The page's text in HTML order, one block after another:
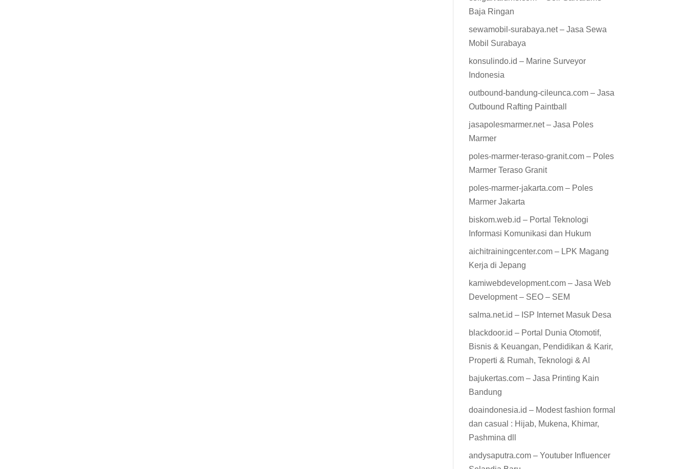
Baja Ringan
sewamobil-surabaya.net – Jasa Sewa
Mobil Surabaya
konsulindo.id – Marine Surveyor
Indonesia
outbound-bandung-cileunca.com – Jasa
Outbound Rafting Paintball
jasapolesmarmer.net – Jasa Poles
Marmer
poles-marmer-teraso-granit.com – Poles
Marmer Teraso Granit
poles-marmer-jakarta.com – Poles
Marmer Jakarta
biskom.web.id – Portal Teknologi
Informasi Komunikasi dan Hukum
aichitrainingcenter.com – LPK Magang
Kerja di Jepang
kamiwebdevelopment.com – Jasa Web
Development – SEO – SEM
salma.net.id – ISP Internet Masuk Desa
blackdoor.id – Portal Dunia Otomotif,
Bisnis & Keuangan, Pendidikan & Karir,
Properti & Rumah, Teknologi & AI
bajukertas.com – Jasa Printing Kain
Bandung
doaindonesia.id – Modest fashion formal
dan casual : Hijab, Mukena, Khimar,
Pashmina dll
andysaputra.com – Youtuber Influencer